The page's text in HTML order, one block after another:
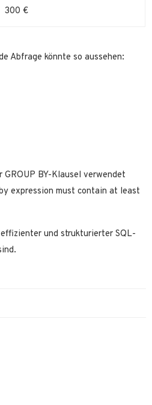
300 €
Abfrage könnte so aussehen:
BY-Klausel verwendet
expression must contain at least
und strukturierter SQL-